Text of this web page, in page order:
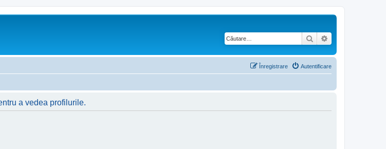
Căutare
Autentificare
Înregistrare
a vedea profilurile.